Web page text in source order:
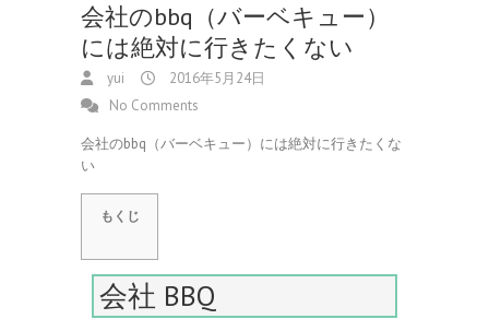
会社のbbq（バーベキュー）
には絶対に行きたくない
yui
2016年5月24日
No Comments
会社のbbq（バーベキュー）には絶対に行きたくな
い
もくじ
会社 BBQ